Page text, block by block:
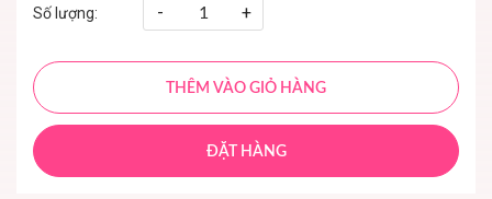
Số lượng: - +
THÊM VÀO GIỎ HÀNG
ĐẶT HÀNG